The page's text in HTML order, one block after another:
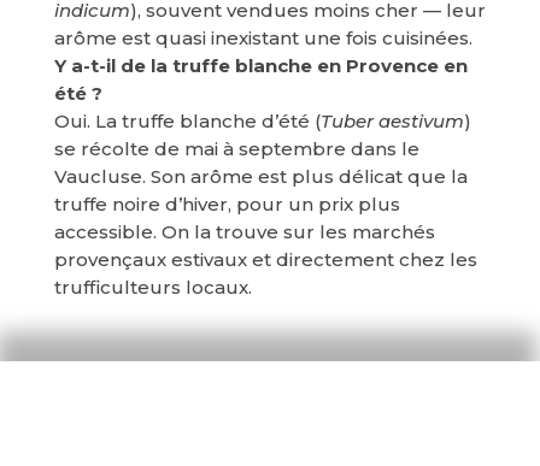
indicum), souvent vendues moins cher — leur
arôme est quasi inexistant une fois cuisinées.
Y a-t-il de la truffe blanche en Provence en
été ?
Oui. La truffe blanche d’été (Tuber aestivum)
se récolte de mai à septembre dans le
Vaucluse. Son arôme est plus délicat que la
truffe noire d’hiver, pour un prix plus
accessible. On la trouve sur les marchés
provençaux estivaux et directement chez les
trufficulteurs locaux.